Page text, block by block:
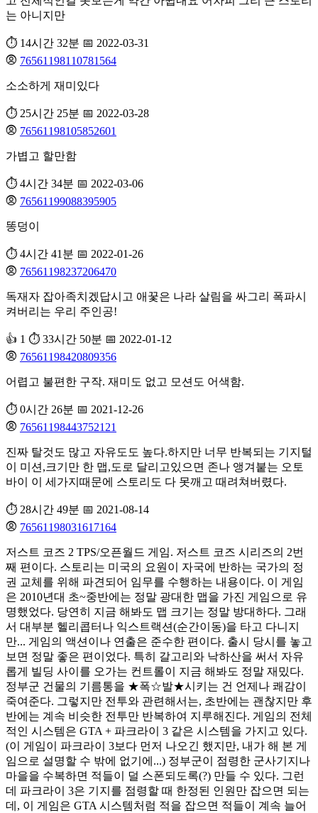
는 아니지만
⏱️ 14시간 32분 📅 2022-03-31
76561198110781564
소소하게 재미있다
⏱️ 25시간 25분 📅 2022-03-28
76561198105852601
가볍고 할만함
⏱️ 4시간 34분 📅 2022-03-06
76561199088395905
똥덩이
⏱️ 4시간 41분 📅 2022-01-26
76561198237206470
독재자 잡아족치겠답시고 애꿏은 나라 살림을 싸그리 폭파시
켜버리는 우리 주인공!
👍 1 ⏱️ 33시간 50분 📅 2022-01-12
76561198420809356
어렵고 불편한 구작. 재미도 없고 모션도 어색함.
⏱️ 0시간 26분 📅 2021-12-26
76561198443752121
진짜 탈것도 많고 자유도도 높다.하지만 너무 반복되는 기지털
이 미션,크기만 한 맵,도로 달리고있으면 존나 앵겨붙는 오토
바이 이 세가지때문에 스토리도 다 못깨고 때려쳐버렸다.
⏱️ 28시간 49분 📅 2021-08-14
76561198031617164
저스트 코즈 2 TPS/오픈월드 게임. 저스트 코즈 시리즈의 2번
째 편이다. 스토리는 미국의 요원이 자국에 반하는 국가의 정
권 교체를 위해 파견되어 임무를 수행하는 내용이다. 이 게임
은 2010년대 초~중반에는 정말 광대한 맵을 가진 게임으로 유
명했었다. 당연히 지금 해봐도 맵 크기는 정말 방대하다. 그래
서 대부분 헬리콥터나 익스트랙션(순간이동)을 타고 다니지
만... 게임의 액션이나 연출은 준수한 편이다. 출시 당시를 놓고
보면 정말 좋은 편이었다. 특히 갈고리와 낙하산을 써서 자유
롭게 빌딩 사이를 오가는 컨트롤이 지금 해봐도 정말 재밌다.
정부군 건물의 기름통을 ★폭☆발★시키는 건 언제나 쾌감이
죽여준다. 그렇지만 전투와 관련해서는, 초반에는 괜찮지만 후
반에는 계속 비슷한 전투만 반복하여 지루해진다. 게임의 전체
적인 시스템은 GTA + 파크라이 3 같은 시스템을 가지고 있다.
(이 게임이 파크라이 3보다 먼저 나오긴 했지만, 내가 해 본 게
임으로 설명할 수 밖에 없기에...) 정부군이 점령한 군사기지나
마을을 수복하면 적들이 덜 스폰되도록(?) 만들 수 있다. 그런
데 파크라이 3은 기지를 점령할 때 한정된 인원만 잡으면 되는
데, 이 게임은 GTA 시스템처럼 적을 잡으면 적들이 계속 늘어